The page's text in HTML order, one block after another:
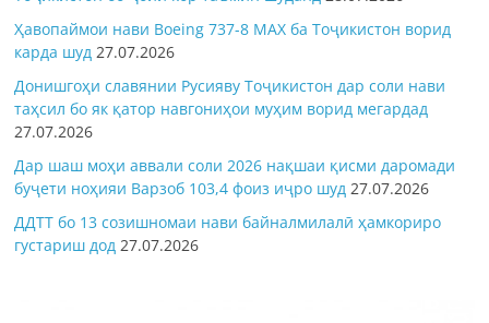
Ҳавопаймои нави Boeing 737-8 MAX ба Тоҷикистон ворид
карда шуд 27.07.2026
Донишгоҳи славянии Русияву Тоҷикистон дар соли нави
таҳсил бо як қатор навгониҳои муҳим ворид мегардад
27.07.2026
Дар шаш моҳи аввали соли 2026 нақшаи қисми даромади
буҷети ноҳияи Варзоб 103,4 фоиз иҷро шуд 27.07.2026
ДДТТ бо 13 созишномаи нави байналмилалӣ ҳамкориро
густариш дод 27.07.2026